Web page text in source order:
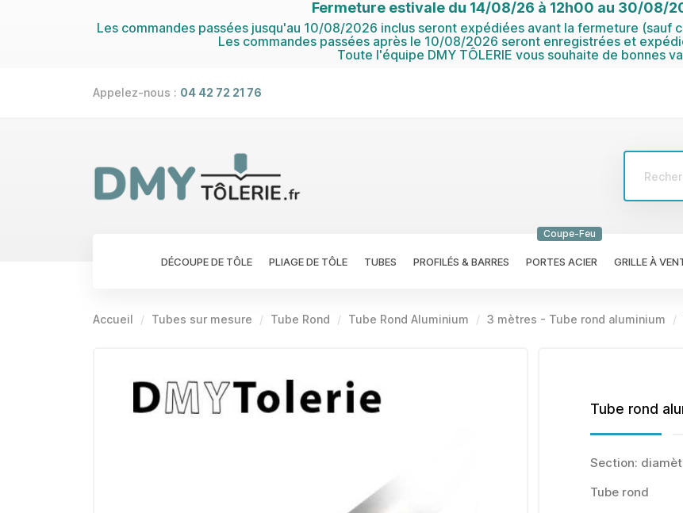
Fermeture estivale du 14/08/26 à 12h00 au 30/08/
Les commandes passées jusqu'au 10/08/2026 inclus seront expédiées avant la fermeture (sauf
Les commandes passées après le 10/08/2026 seront enregistrées et
Toute l'équipe DMY TÔLERIE vous souhaite de bonnes
Appelez-nous : 04 42 72 21 76
DÉCOUPE DE TÔLE PLIAGE DE TÔLE TUBES PROFILÉS & BARRES PORTES ACIER
Coupe-Feu
GRILLE À
Accueil Tubes sur mesure Tube Rond Tube Rond Aluminium 3 mètres - Tube rond aluminium
Tube rond
Section:
Tube rond